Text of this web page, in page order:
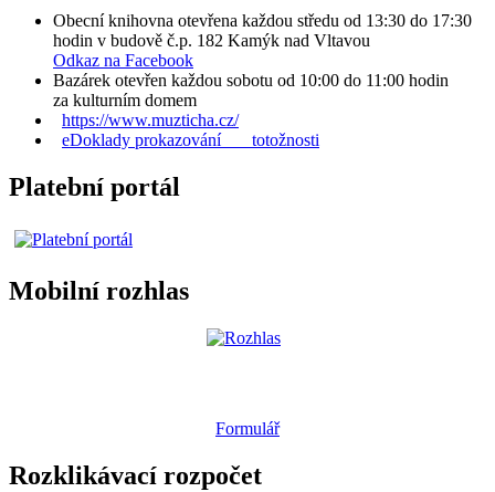
Obecní knihovna otevřena každou středu od 13:30 do 17:30
hodin v budově č.p. 182 Kamýk nad Vltavou
Odkaz na Facebook
Bazárek otevřen každou sobotu od 10:00 do 11:00 hodin
za kulturním domem
https://www.muzticha.cz/
eDoklady prokazování totožnosti
Platební portál
Mobilní rozhlas
Formulář
Rozklikávací rozpočet